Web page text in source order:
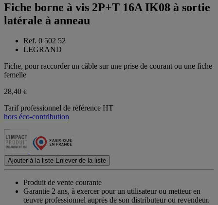
Fiche borne à vis 2P+T 16A IK08 à sortie
latérale à anneau
Ref. 0 502 52
LEGRAND
Fiche, pour raccorder un câble sur une prise de courant ou une fiche
femelle
28,40 €
Tarif professionnel de référence HT
hors éco-contribution
Ajouter à la liste Enlever de la liste
Produit de vente courante
Garantie 2 ans, à exercer pour un utilisateur ou metteur en
œuvre professionnel auprès de son distributeur ou revendeur.